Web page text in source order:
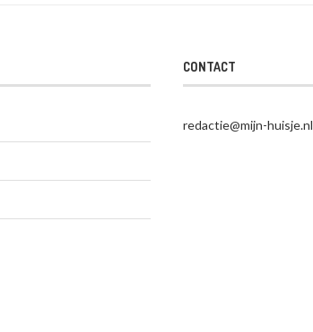
CONTACT
redactie@mijn-huisje.nl